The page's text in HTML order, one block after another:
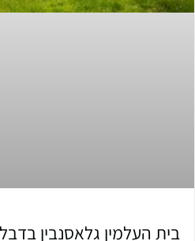
בית העלמין גלאסנבין